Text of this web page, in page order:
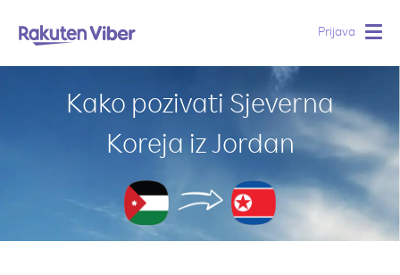
Prijava
Kako pozivati Sjeverna
Koreja iz Jordan